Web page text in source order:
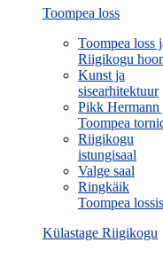
Toompea loss
Toompea loss
Riigikogu
Kunst ja
sisearhitektuur
Pikk Hermann
Toompea
Riigikogu
istungisaal
Valge saal
Ringkäik
Toompea lossis
Külastage Riigikogu